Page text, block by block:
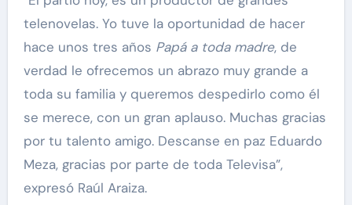
telenovelas. Yo tuve la oportunidad de hacer
hace unos tres años Papá a toda madre, de
verdad le ofrecemos un abrazo muy grande a
toda su familia y queremos despedirlo como él
se merece, con un gran aplauso. Muchas gracias
por tu talento amigo. Descanse en paz Eduardo
Meza, gracias por parte de toda Televisa”,
expresó Raúl Araiza.